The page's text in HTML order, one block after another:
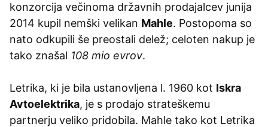
konzorcija večinoma državnih prodajalcev junija
2014 kupil nemški velikan Mahle. Postopoma so
nato odkupili še preostali delež; celoten nakup je
tako znašal 108 mio evrov.
Letrika, ki je bila ustanovljena l. 1960 kot Iskra
Avtoelektrika, je s prodajo strateškemu
partnerju veliko pridobila. Mahle tako kot Letrika